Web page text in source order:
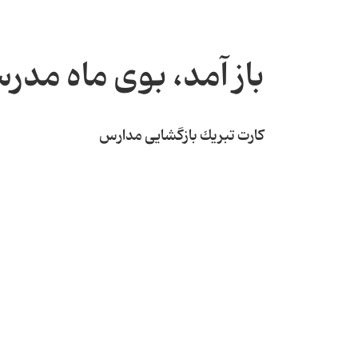
باز آمد، بوی ماه
كارت تبریك بازگشایی مدارس